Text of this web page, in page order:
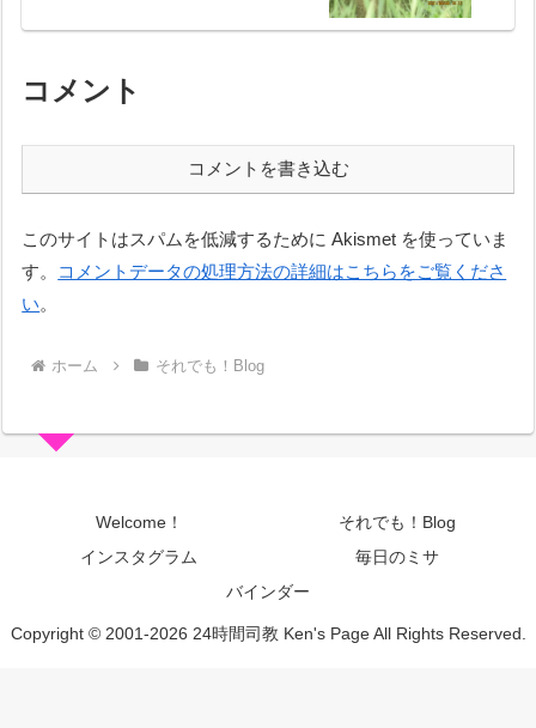
コメント
コメントを書き込む
このサイトはスパムを低減するために Akismet を使っていま
す。
コメントデータの処理方法の詳細はこちらをご覧くださ
い。
ホーム それでも！Blog
Welcome！
それでも！Blog
インスタグラム
毎日のミサ
バインダー
Copyright © 2001-2026 24時間司教 Ken's Page All Rights Reserved.